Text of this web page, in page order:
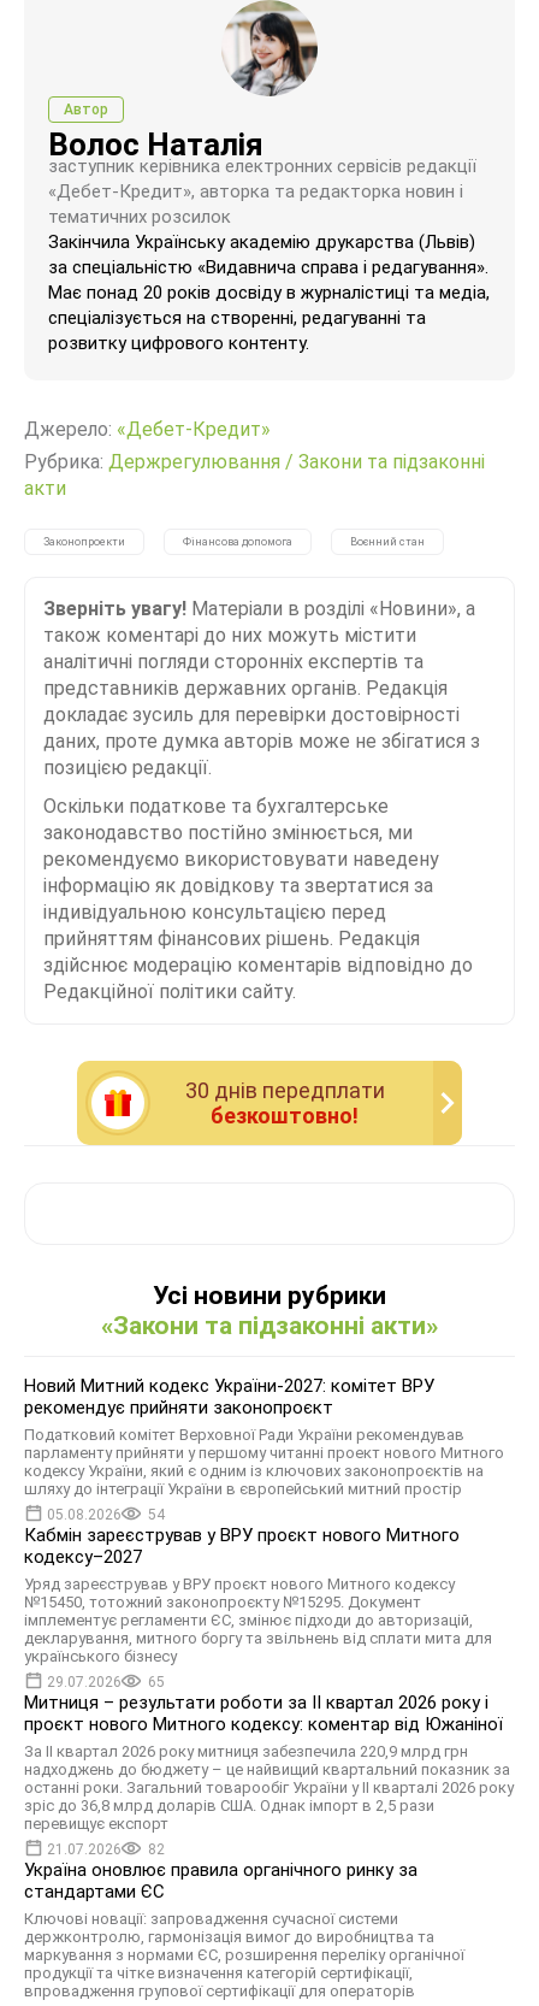
Автор
Волос Наталія
заступник керівника електронних сервісів редакції
«Дебет-Кредит», авторка та редакторка новин і
тематичних розсилок
Закінчила Українську академію друкарства (Львів)
за спеціальністю «Видавнича справа і редагування».
Має понад 20 років досвіду в журналістиці та медіа,
спеціалізується на створенні, редагуванні та
розвитку цифрового контенту.
Джерело: «Дебет-Кредит»
Рубрика: Держрегулювання / Закони та підзаконні
акти
Законопроекти Фінансова допомога Воєнний стан
Зверніть увагу! Матеріали в розділі «Новини», а
також коментарі до них можуть містити
аналітичні погляди сторонніх експертів та
представників державних органів. Редакція
докладає зусиль для перевірки достовірності
даних, проте думка авторів може не збігатися з
позицією редакції.
Оскільки податкове та бухгалтерське
законодавство постійно змінюється, ми
рекомендуємо використовувати наведену
інформацію як довідкову та звертатися за
індивідуальною консультацією перед
прийняттям фінансових рішень. Редакція
здійснює модерацію коментарів відповідно до
Редакційної політики сайту.
30 днiв передплати
безкоштовно!
Усі новини рубрики
«Закони та підзаконні акти»
Новий Митний кодекс України-2027: комітет ВРУ
рекомендує прийняти законопроєкт
Податковий комітет Верховної Ради України рекомендував
парламенту прийняти у першому читанні проект нового Митного
кодексу України, який є одним із ключових законопроєктів на
шляху до інтеграції України в європейський митний простір
05.08.2026 54
Кабмін зареєстрував у ВРУ проєкт нового Митного
кодексу–2027
Уряд зареєстрував у ВРУ проєкт нового Митного кодексу
№15450, тотожний законопроєкту №15295. Документ
імплементує регламенти ЄС, змінює підходи до авторизацій,
декларування, митного боргу та звільнень від сплати мита для
українського бізнесу
29.07.2026 65
Митниця – результати роботи за ІІ квартал 2026 року і
проєкт нового Митного кодексу: коментар від Южаніної
За ІІ квартал 2026 року митниця забезпечила 220,9 млрд грн
надходжень до бюджету – це найвищий квартальний показник за
останні роки. Загальний товарообіг України у ІІ кварталі 2026 року
зріс до 36,8 млрд доларів США. Однак імпорт в 2,5 рази
перевищує експорт
21.07.2026 82
Україна оновлює правила органічного ринку за
стандартами ЄС
Ключові новації: запровадження сучасної системи
держконтролю, гармонізація вимог до виробництва та
маркування з нормами ЄС, розширення переліку органічної
продукції та чітке визначення категорій сертифікації,
впровадження групової сертифікації для операторів